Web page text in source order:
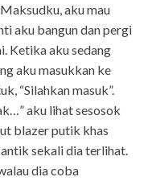
aku mau
aku bangun dan pergi
Ketika aku sedang
aku masukkan ke
“Silahkan masuk”.
aku lihat sesosok
blazer putik khas
sekali dia terlihat.
dia coba